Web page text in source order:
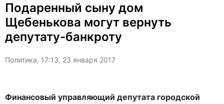
Подаренный сыну дом
Щебенькова могут вернуть
депутату-банкроту
Политика, 17:13, 23 января 2017
Финансовый управляющий депутата городской